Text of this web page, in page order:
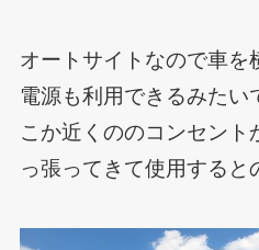
オートサイトなので車を
電源も利用できるみたい
こか近くののコンセント
っ張ってきて使用すると